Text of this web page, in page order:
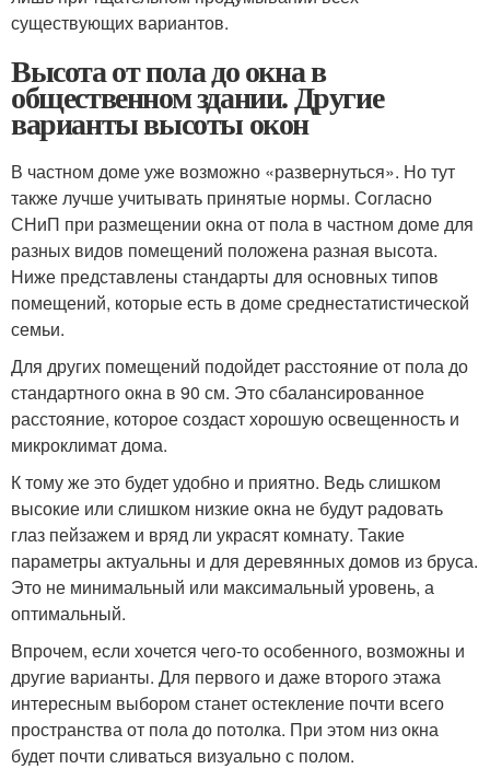
существующих вариантов.
Высота от пола до окна в
общественном здании. Другие
варианты высоты окон
В частном доме уже возможно «развернуться». Но тут
также лучше учитывать принятые нормы. Согласно
СНиП при размещении окна от пола в частном доме для
разных видов помещений положена разная высота.
Ниже представлены стандарты для основных типов
помещений, которые есть в доме среднестатистической
семьи.
Для других помещений подойдет расстояние от пола до
стандартного окна в 90 см. Это сбалансированное
расстояние, которое создаст хорошую освещенность и
микроклимат дома.
К тому же это будет удобно и приятно. Ведь слишком
высокие или слишком низкие окна не будут радовать
глаз пейзажем и вряд ли украсят комнату. Такие
параметры актуальны и для деревянных домов из бруса.
Это не минимальный или максимальный уровень, а
оптимальный.
Впрочем, если хочется чего-то особенного, возможны и
другие варианты. Для первого и даже второго этажа
интересным выбором станет остекление почти всего
пространства от пола до потолка. При этом низ окна
будет почти сливаться визуально с полом.